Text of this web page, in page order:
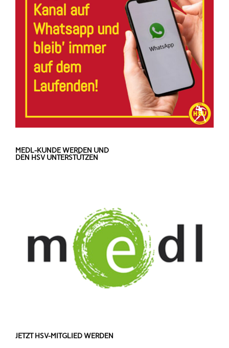
MEDL-KUNDE WERDEN UND
DEN HSV UNTERSTÜTZEN
JETZT HSV-MITGLIED WERDEN